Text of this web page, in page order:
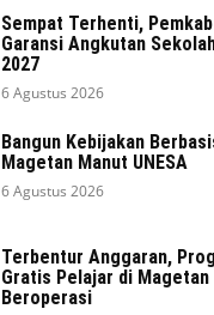
Sempat Terhenti,
Garansi Angkutan
2027
6 Agustus 2026
Bangun Kebijakan
Magetan Manut UNESA
6 Agustus 2026
Terbentur Anggaran,
Gratis Pelajar di
Beroperasi